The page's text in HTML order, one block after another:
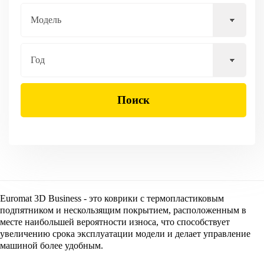
Поиск
Euromat 3D Business - это коврики с термопластиковым
подпятником и нескользящим покрытием, расположенным в
месте наибольшей вероятности износа, что способствует
увеличению срока эксплуатации модели и делает управление
машиной более удобным.